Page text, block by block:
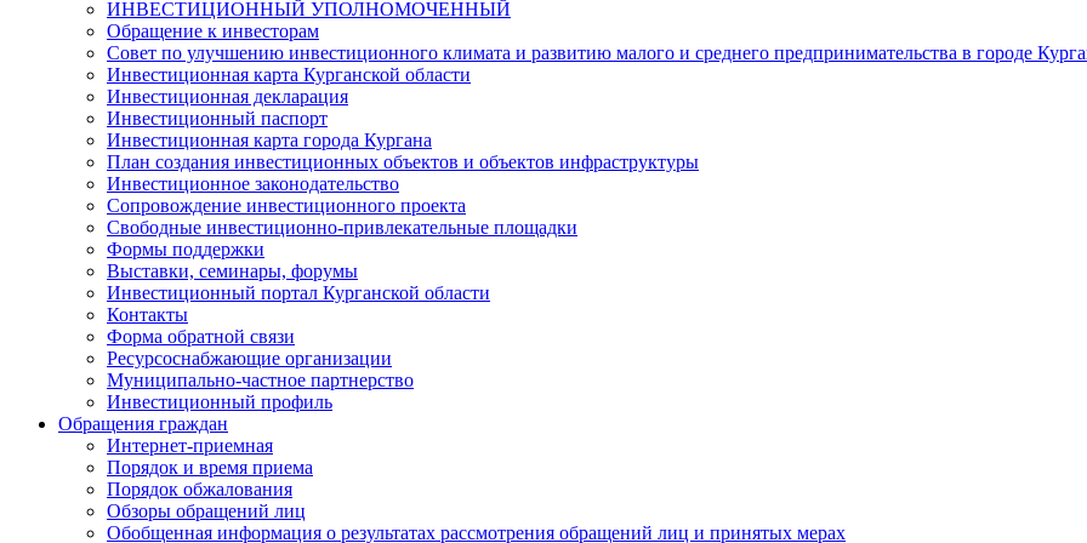
ИНВЕСТИЦИОННЫЙ УПОЛНОМОЧЕННЫЙ
Обращение к инвесторам
Совет по улучшению инвестиционного климата и развитию малого и среднего предпринимательства в городе
Инвестиционная карта Курганской области
Инвестиционная декларация
Инвестиционный паспорт
Инвестиционная карта города Кургана
План создания инвестиционных объектов и объектов инфраструктуры
Инвестиционное законодательство
Сопровождение инвестиционного проекта
Свободные инвестиционно-привлекательные площадки
Формы поддержки
Выставки, семинары, форумы
Инвестиционный портал Курганской области
Контакты
Форма обратной связи
Ресурсоснабжающие организации
Муниципально-частное партнерство
Инвестиционный профиль
Обращения граждан
Интернет-приемная
Порядок и время приема
Порядок обжалования
Обзоры обращений лиц
Обобщенная информация о результатах рассмотрения обращений лиц и принятых мерах